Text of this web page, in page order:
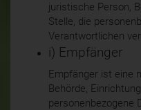
juristische Person,
Stelle, die
Verantwortlichen
i) Empfänger
Empfänger ist eine
Behörde,
personenbezogene